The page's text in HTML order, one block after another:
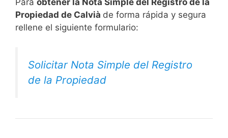
Para obtener la Nota Simple del Registro de la
Propiedad de Calvià de forma rápida y segura
rellene el siguiente formulario:
Solicitar Nota Simple del Registro
de la Propiedad